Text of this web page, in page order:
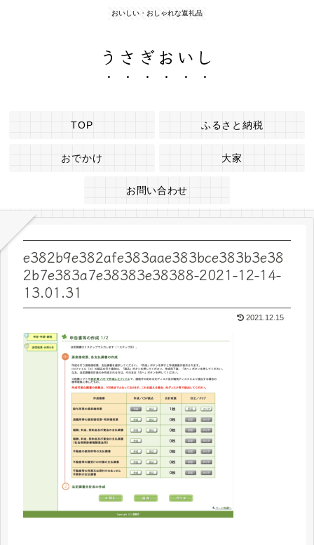
おいしい・おしゃれな返礼品
うさぎおいし
TOP ふるさと納税
おでかけ 大家
お問い合わせ
e382b9e382afe383aae383bce383b3e38
2b7e383a7e38383e38388-2021-12-14-
13.01.31
2021.12.15